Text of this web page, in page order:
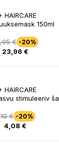
HAIRCARE
150ml
€ -20%
23,96 €
HAIRCARE
stimuleeriv
€ -20%
4,08 €